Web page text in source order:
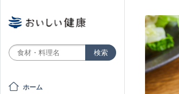
ホーム